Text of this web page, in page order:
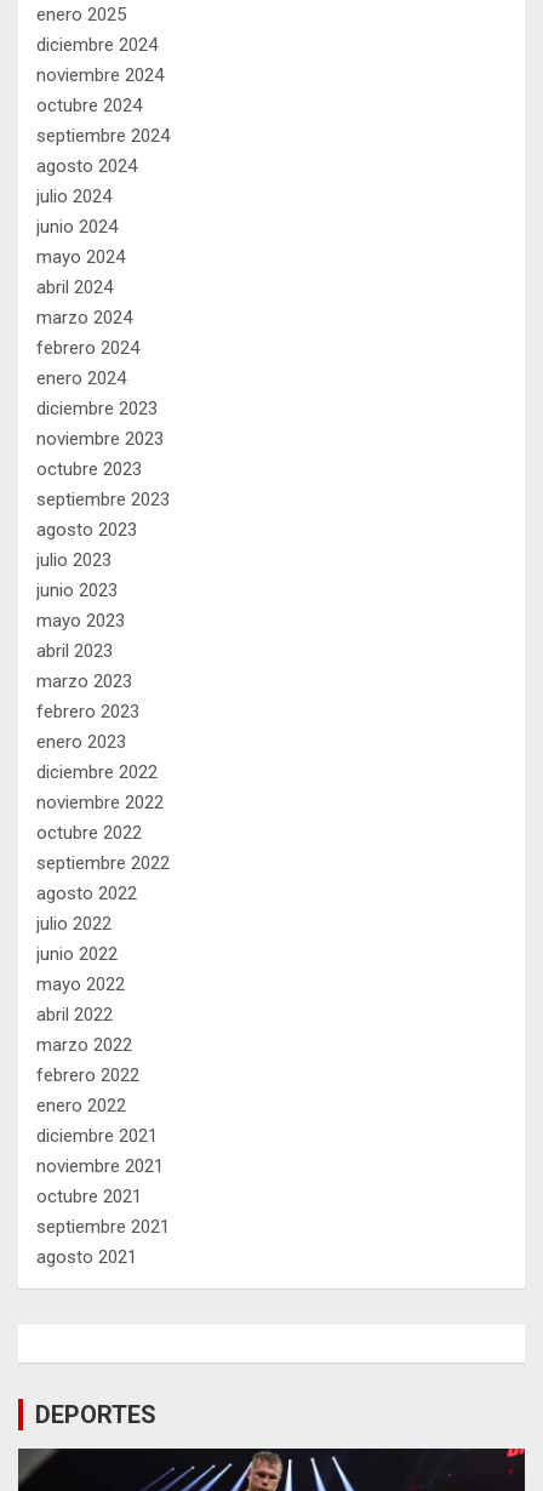
enero 2025
diciembre 2024
noviembre 2024
octubre 2024
septiembre 2024
agosto 2024
julio 2024
junio 2024
mayo 2024
abril 2024
marzo 2024
febrero 2024
enero 2024
diciembre 2023
noviembre 2023
octubre 2023
septiembre 2023
agosto 2023
julio 2023
junio 2023
mayo 2023
abril 2023
marzo 2023
febrero 2023
enero 2023
diciembre 2022
noviembre 2022
octubre 2022
septiembre 2022
agosto 2022
julio 2022
junio 2022
mayo 2022
abril 2022
marzo 2022
febrero 2022
enero 2022
diciembre 2021
noviembre 2021
octubre 2021
septiembre 2021
agosto 2021
DEPORTES